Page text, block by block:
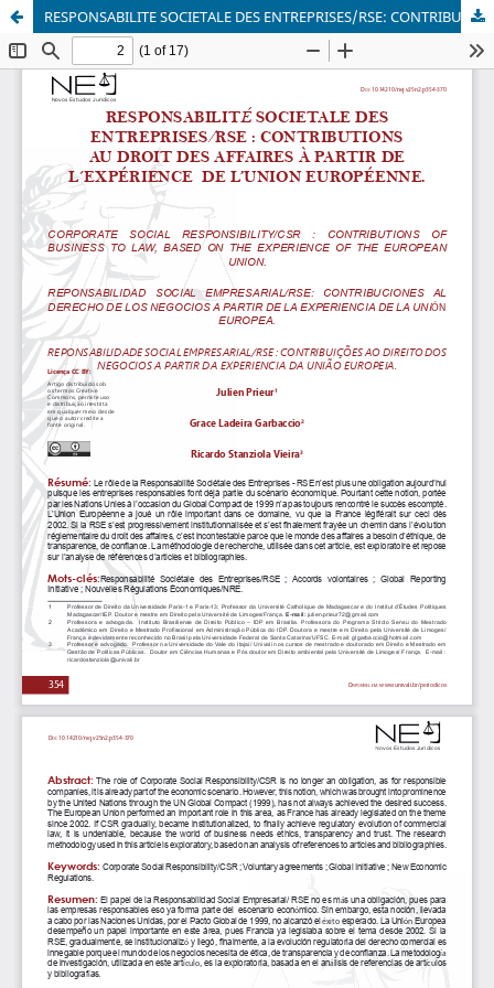
RESPONSABILITE SOCIETALE DES ENTREPRISES/RSE: CONTRIBUTIONS AU DROIT DES AFFAIRES A PARTIR DE L´EXPERIENCE DE LA UNION EUROPEENNE